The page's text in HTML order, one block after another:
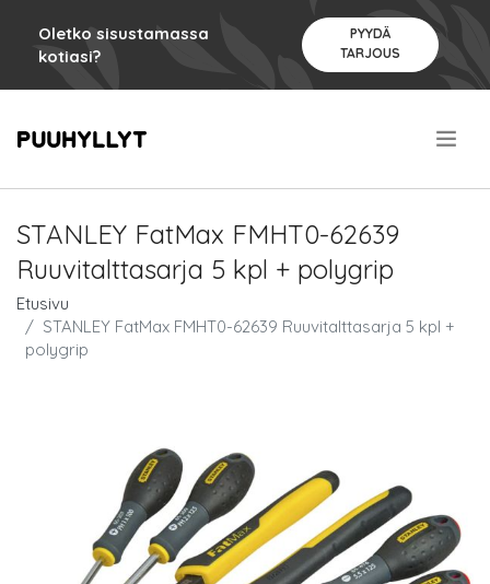
Oletko sisustamassa
kotiasi?
PYYDÄ
TARJOUS
STANLEY FatMax FMHT0-62639
Ruuvitalttasarja 5 kpl + polygrip
Etusivu
STANLEY FatMax FMHT0-62639 Ruuvitalttasarja 5 kpl +
polygrip